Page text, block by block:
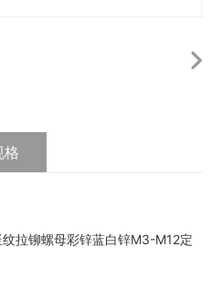
格
拉铆螺母彩锌蓝白锌M3-M12定